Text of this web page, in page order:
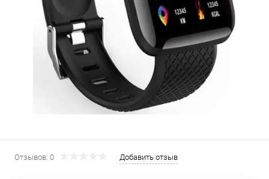
Отзывов: 0 Добавить отзыв
выбранный способом
Оставшиеся75
% будут
списываться
с вашей карты
по25% каждые 2 недели